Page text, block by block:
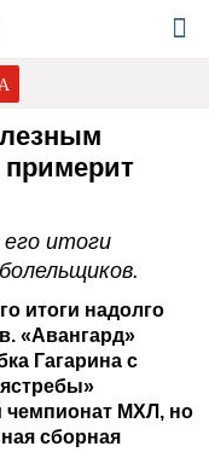
примерит
его итоги
итоги надолго
«Авангард»
Гагарина с
чемпионат МХЛ, но
сборная